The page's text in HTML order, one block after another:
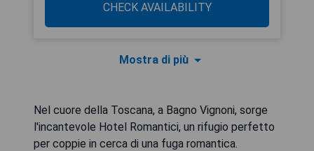
CHECK AVAILABILITY
Mostra di più
Nel cuore della Toscana, a Bagno Vignoni, sorge
l'incantevole Hotel Romantici, un rifugio perfetto
per coppie in cerca di una fuga romantica.